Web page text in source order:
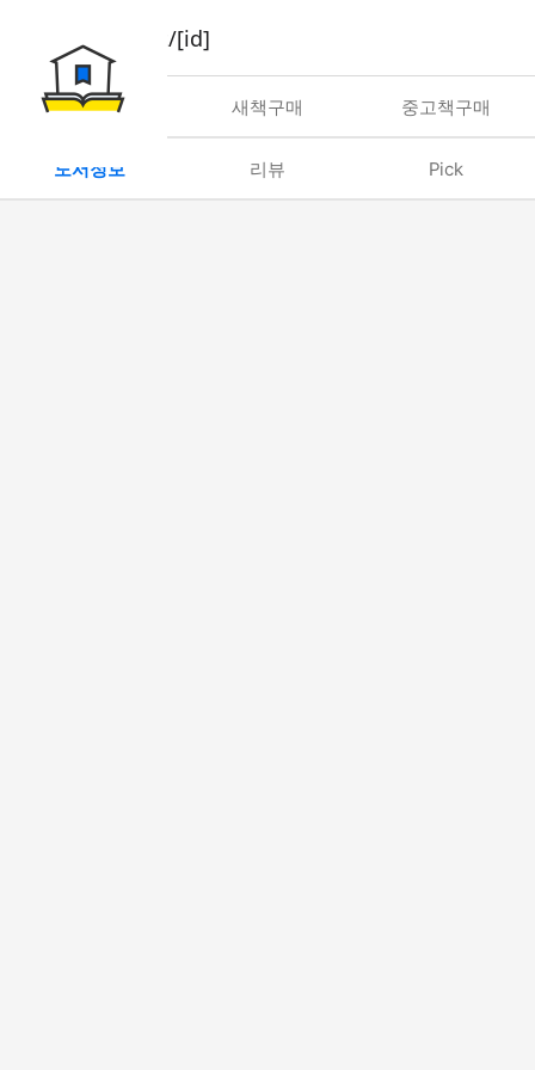
book/rent/[id]
대여 새책구매 중고책구매
도서정보 리뷰 Pick